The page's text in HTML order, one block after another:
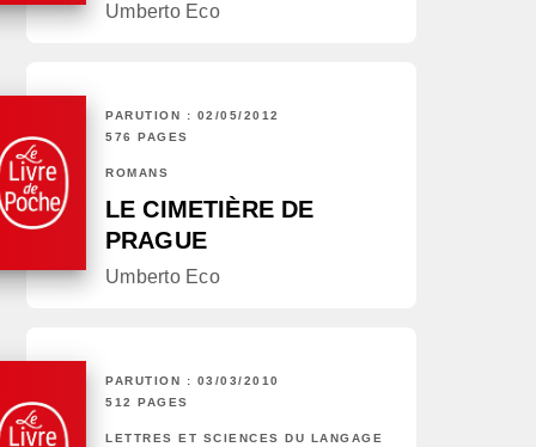
Umberto Eco
PARUTION : 02/05/2012
576 PAGES
ROMANS
LE CIMETIÈRE DE
PRAGUE
Umberto Eco
PARUTION : 03/03/2010
512 PAGES
LETTRES ET SCIENCES DU LANGAGE